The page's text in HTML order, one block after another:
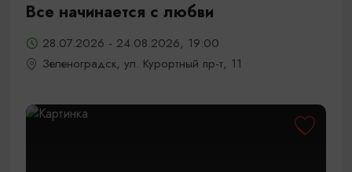
Все начинается с любви
28.07.2026 - 24.08.2026, 19:00
Зеленоградск, ул. Курортный пр-т, 11